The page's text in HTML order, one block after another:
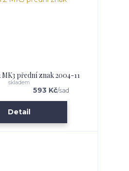
MK3 přední znak 2004-11
593 Kč/sad
skladem
Detail